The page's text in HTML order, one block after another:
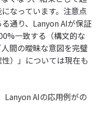
なっています。注意点
通り、Lanyon AIが保証
一致する（構文的な
間の曖昧な意図を完璧
）」については現在も
Lanyon AIの応用例がの